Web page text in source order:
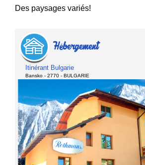
Des paysages variés!
Hébergement
Itinérant Bulgarie
Bansko - 2770 - BULGARIE